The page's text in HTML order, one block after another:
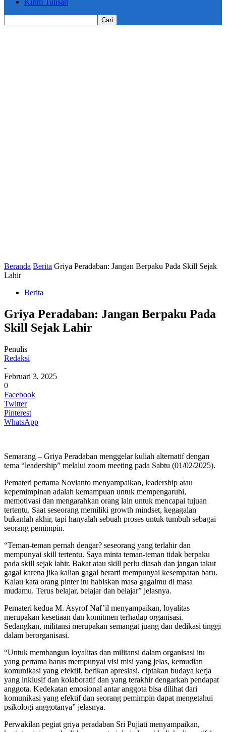
Kirim Tulisan
Beranda Berita Griya Peradaban: Jangan Berpaku Pada Skill Sejak
Lahir
Berita
Griya Peradaban: Jangan Berpaku Pada
Skill Sejak Lahir
Penulis
Redaksi
-
Februari 3, 2025
0
Facebook
Twitter
Pinterest
WhatsApp
Semarang – Griya Peradaban menggelar kuliah alternatif dengan
tema “leadership” melalui zoom meeting pada Sabtu (01/02/2025).
Pemateri pertama Novianto menyampaikan, leadership atau
kepemimpinan adalah kemampuan untuk mempengaruhi,
memotivasi dan mengarahkan orang lain untuk mencapai tujuan
tertentu. Saat seseorang memiliki growth mindset, kegagalan
bukanlah akhir, tapi hanyalah sebuah proses untuk tumbuh sebagai
seorang pemimpin.
“Teman-teman pernah dengar? seseorang yang terlahir dan
mempunyai skill tertentu. Saya minta teman-teman tidak berpaku
pada skill sejak lahir. Bakat atau skill perlu diasah dan jangan takut
gagal karena jika kalian gagal berarti mempunyai kesempatan baru.
Kalau kata orang pinter itu habiskan masa gagalmu di masa
mudamu. Terus belajar, belajar dan belajar” jelasnya.
Pemateri kedua M. Asyrof Naf’il menyampaikan, loyalitas
merupakan kesetiaan dan komitmen terhadap organisasi.
Sedangkan, militansi merupakan semangat juang dan dedikasi tinggi
dalam berorganisasi.
“Untuk membangun loyalitas dan militansi dalam organisasi itu
yang pertama harus mempunyai visi misi yang jelas, kemudian
komunikasi yang efektif, berikan apresiasi, ciptakan budaya kerja
yang inklusif dan kolaboratif dan yang terakhir dengarkan pendapat
anggota. Kedekatan emosional antar anggota bisa dilihat dari
komunikasi yang efektif dan seorang pemimpin dapat mengetahui
psikologi anggotanya” jelasnya.
Perwakilan pegiat griya peradaban Sri Pujiati menyampaikan,